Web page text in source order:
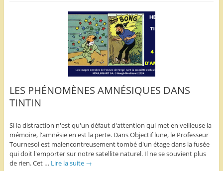
LES PHÉNOMÈNES AMNÉSIQUES DANS
TINTIN
Si la distraction n'est qu'un défaut d'attention qui met en veilleuse la
mémoire, l'amnésie en est la perte. Dans Objectif lune, le Professeur
Tournesol est malencontreusement tombé d'un étage dans la fusée
qui doit l'emporter sur notre satellite naturel. Il ne se souvient plus
de rien. Cet … Lire la suite →